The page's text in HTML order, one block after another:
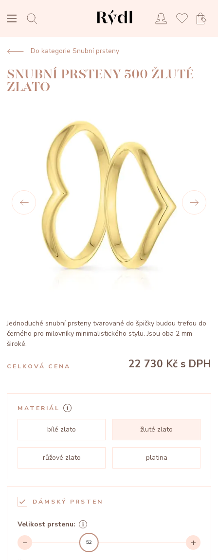
Do kategorie Snubní prsteny
SNUBNÍ PRSTENY 500 ŽLUTÉ
ZLATO
Jednoduché snubní prsteny tvarované do špičky budou trefou do
černého pro milovníky minimalistického stylu. Jsou oba 2 mm
široké.
CELKOVÁ CENA 22 730 Kč s DPH
MATERIÁL
bílé zlato žluté zlato
růžové zlato platina
DÁMSKÝ PRSTEN
Velikost prstenu:
52